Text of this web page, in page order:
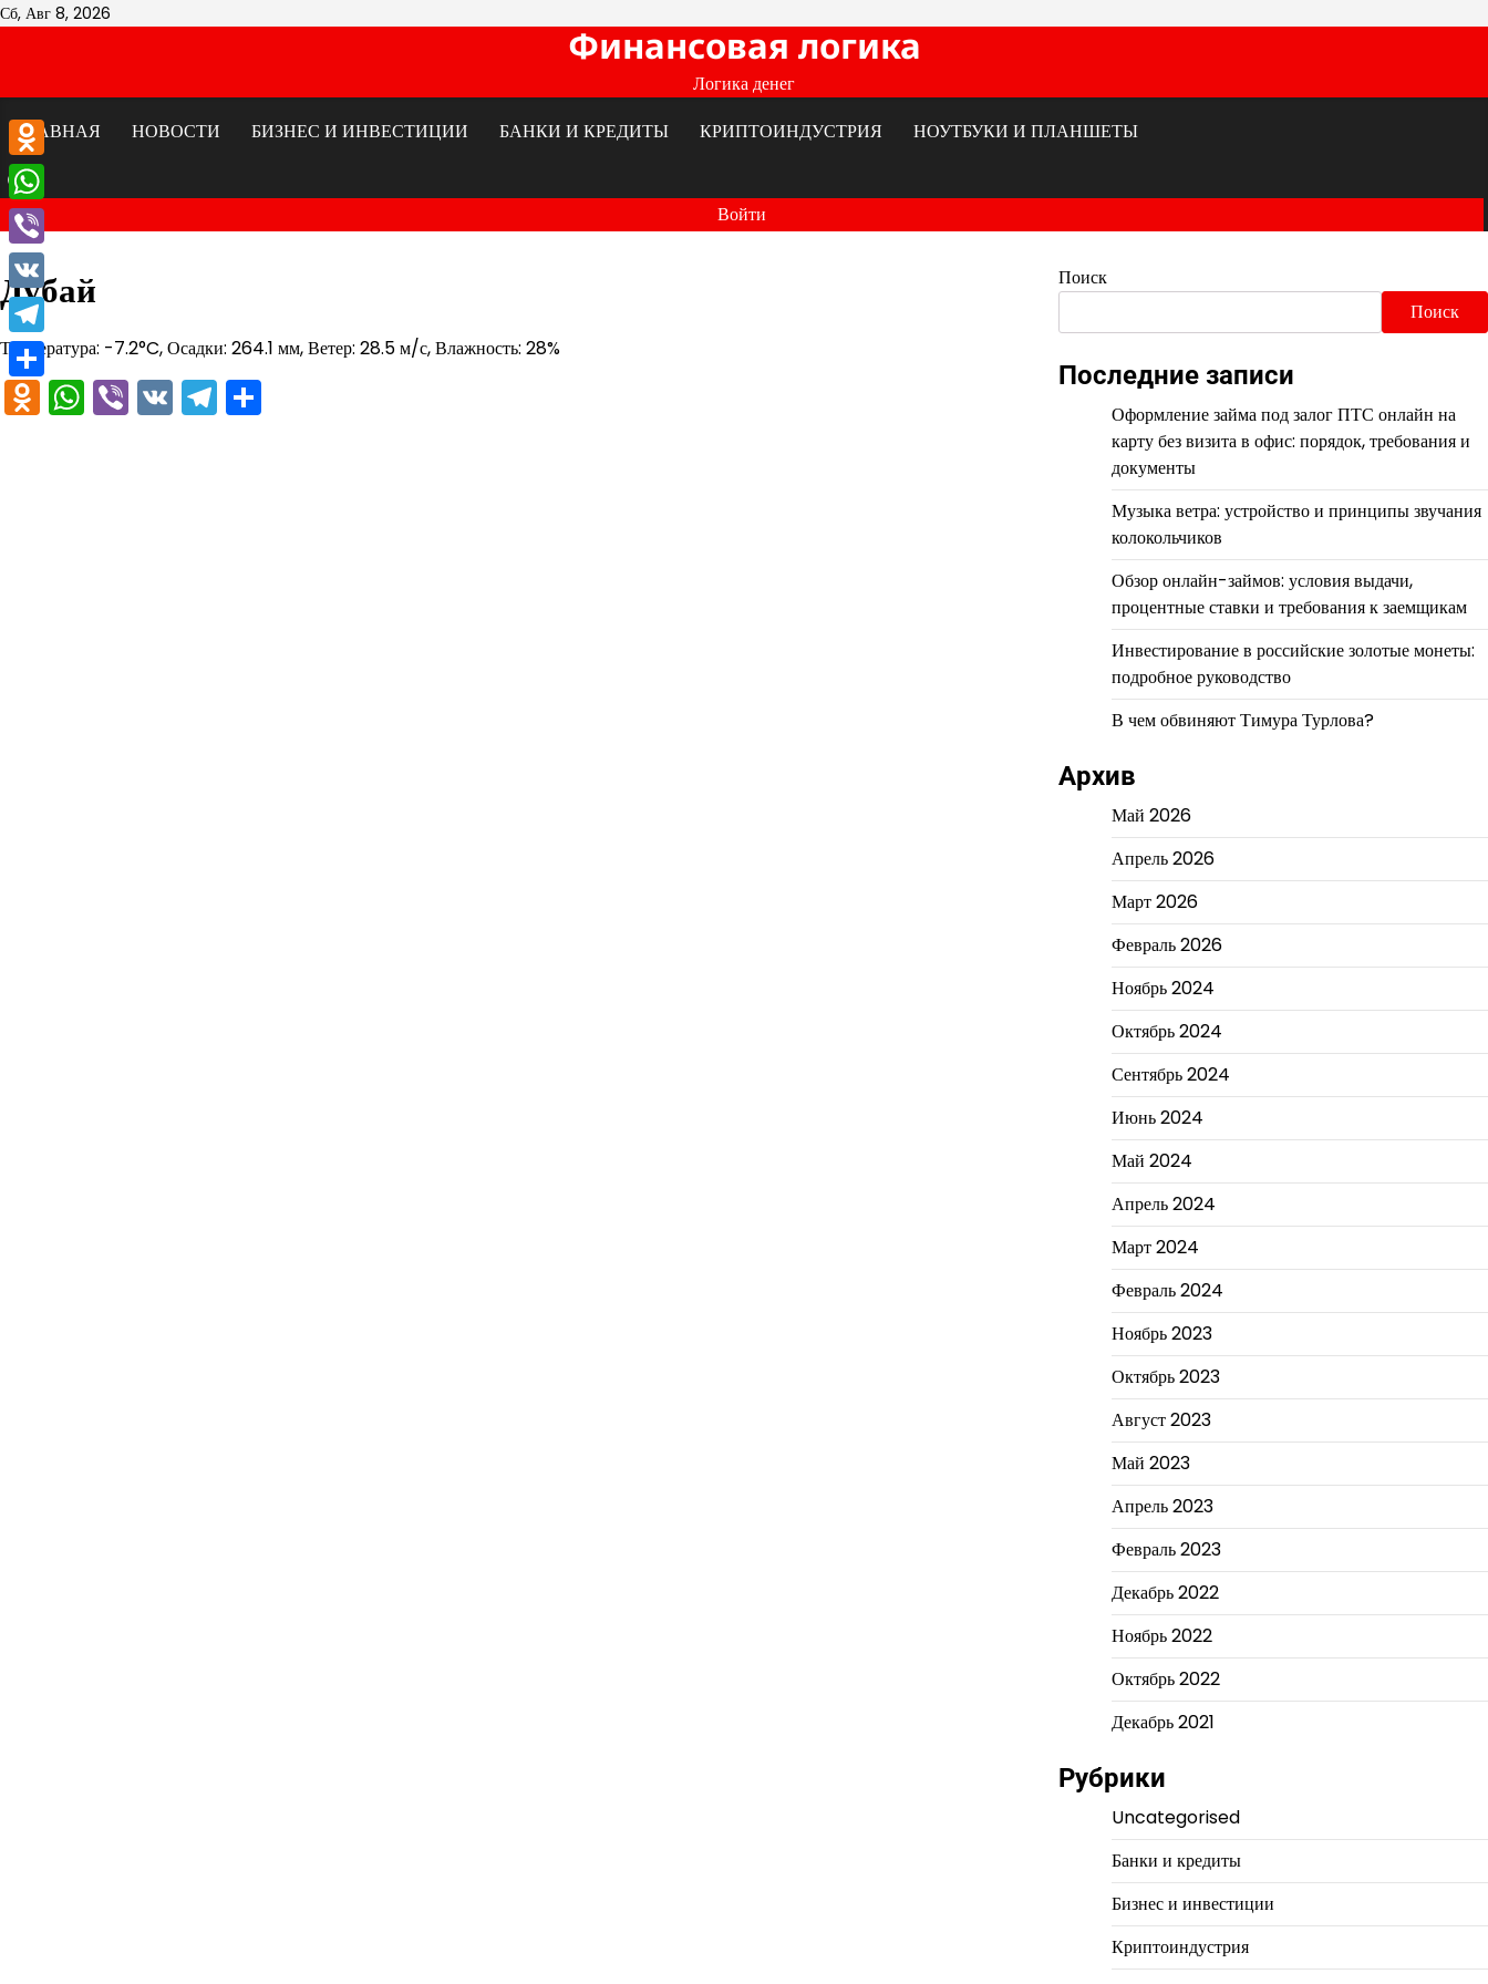
Перейти
Сб, Авг 8, 2026
Финансовая логика
Логика денег
ГЛАВНАЯ
НОВОСТИ БИЗНЕС И ИНВЕСТИЦИИ БАНКИ И КРЕДИТЫ КРИПТОИНДУСТРИЯ НОУТБУКИ И ПЛАНШЕТЫ
Войти
Дубай
Температура: -7.2°C, Осадки: 264.1 мм, Ветер: 28.5 м/с, Влажность: 28%
Odnoklassniki
WhatsApp
Viber
VKTelegram
Поиск
Поиск
Последние записи
Оформление займа под залог ПТС онлайн на
карту без визита в офис: порядок, требования и
документы
Музыка ветра: устройство и принципы звучания
колокольчиков
Обзор онлайн-займов: условия выдачи,
процентные ставки и требования к заемщикам
Инвестирование в российские золотые монеты:
подробное руководство
В чем обвиняют Тимура Турлова?
Архив
Май 2026
Апрель 2026
Март 2026
Февраль 2026
Ноябрь 2024
Октябрь 2024
Сентябрь 2024
Июнь 2024
Май 2024
Апрель 2024
Март 2024
Февраль 2024
Ноябрь 2023
Октябрь 2023
Август 2023
Май 2023
Апрель 2023
Февраль 2023
Декабрь 2022
Ноябрь 2022
Октябрь 2022
Декабрь 2021
Рубрики
Uncategorised
Банки и кредиты
Бизнес и инвестиции
Криптоиндустрия
Odnoklassniki
WhatsApp
Viber
VK
Telegram
Отправить